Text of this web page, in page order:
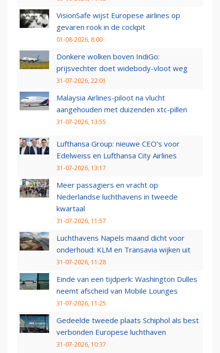
VisionSafe wijst Europese airlines op
gevaren rook in de cockpit
01-08-2026, 8:00
Donkere wolken boven IndiGo:
prijsvechter doet widebody-vloot weg
31-07-2026, 22:01
Malaysia Airlines-piloot na vlucht
aangehouden met duizenden xtc-pillen
31-07-2026, 13:55
Lufthansa Group: nieuwe CEO’s voor
Edelweiss en Lufthansa City Airlines
31-07-2026, 13:17
Meer passagiers en vracht op
Nederlandse luchthavens in tweede
kwartaal
31-07-2026, 11:57
Luchthavens Napels maand dicht voor
onderhoud: KLM en Transavia wijken uit
31-07-2026, 11:28
Einde van een tijdperk: Washington Dulles
neemt afscheid van Mobile Lounges
31-07-2026, 11:25
Gedeelde tweede plaats Schiphol als best
verbonden Europese luchthaven
31-07-2026, 10:37